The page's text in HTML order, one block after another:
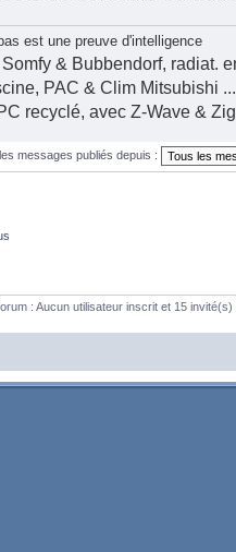
est une preuve d'intelligence
& Bubbendorf, radiat.
PAC & Clim Mitsubishi ...
recyclé, avec Z-Wave &
messages publiés depuis :
: Aucun utilisateur inscrit et 15 invité(s)